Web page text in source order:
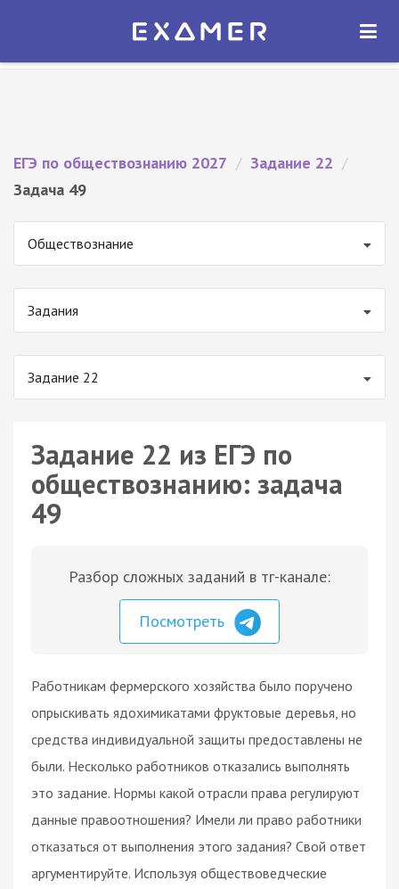
Экзамер — ЕГЭ 2027
ОТКРЫТЬ
ЕГЭ по обществознанию 2027 / Задание 22 /
Задача 49
Обществознание
Задания
Задание 22
Задание 22 из ЕГЭ по
обществознанию: задача
49
Разбор сложных заданий в тг-канале:
Посмотреть
Работникам фермерского хозяйства было поручено
опрыскивать ядохимикатами фруктовые деревья, но
средства индивидуальной защиты предоставлены не
были. Несколько работников отказались выполнять
это задание. Нормы какой отрасли права регулируют
данные правоотношения? Имели ли право работники
отказаться от выполнения этого задания? Свой ответ
аргументируйте. Используя обществоведческие